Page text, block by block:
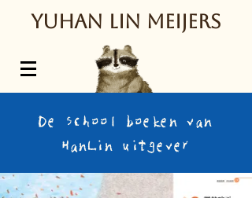
Yuhan Lin Meijers
De school boeken van
HanLin uitgever